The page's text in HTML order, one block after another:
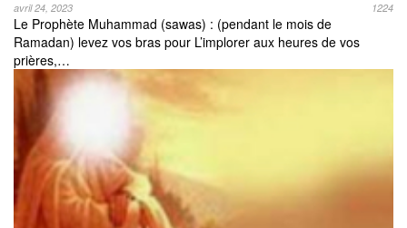
avril 24, 2023 1224
Le Prophète Muhammad (sawas) : (pendant le mois de
Ramadan) levez vos bras pour L’implorer aux heures de vos
prières,…